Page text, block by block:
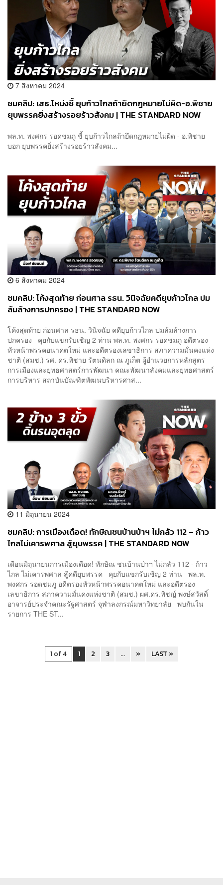
7 สิงหาคม 2024
ชมคลิป: เสธ.โหน่งชี้ ยุบก้าวไกลถ้ายึดกฎหมายไม่ผิด-อ.พิชาย
ยุบพรรคยิ่งสร้างรอยร้าวสังคม | THE STANDARD NOW
พล.ท. พงศกร รอดชมภู ชี้ ยุบก้าวไกลถ้ายึดกฎหมายไม่ผิด - อ.พิชาย
บอก ยุบพรรคยิ่งสร้างรอยร้าวสังคม...
6 สิงหาคม 2024
ชมคลิป: โค้งสุดท้าย ก่อนศาล รธน. วินิจฉัยคดียุบก้าวไกล ปม
ล้มล้างการปกครอง | THE STANDARD NOW
โค้งสุดท้าย ก่อนศาล รธน. วินิจฉัย คดียุบก้าวไกล ปมล้มล้างการ
ปกครอง คุยกับแขกรับเชิญ 2 ท่าน พล.ท. พงศกร รอดชมภู อดีตรอง
หัวหน้าพรรคอนาคตใหม่ และอดีตรองเลขาธิการ สภาความมั่นคงแห่ง
ชาติ (สมช.) รศ. ดร.พิชาย รัตนดิลก ณ ภูเก็ต ผู้อำนวยการหลักสูตร
การเมืองและยุทธศาสตร์การพัฒนา คณะพัฒนาสังคมและยุทธศาสตร์
การบริหาร สถาบันบัณฑิตพัฒนบริหารศาส...
11 มิถุนายน 2024
ชมคลิป: การเมืองเดือด! ทักษิณชนบ้านป่าฯ ไม่กลัว 112 – ก้าว
ไกลไม่เคารพศาล สู้ยุบพรรค | THE STANDARD NOW
เดือนมิถุนายนการเมืองเดือด! ทักษิณ ชนบ้านป่าฯ ไม่กลัว 112 - ก้าว
ไกล ไม่เคารพศาล สู้คดียุบพรรค คุยกับแขกรับเชิญ 2 ท่าน พล.ท.
พงศกร รอดชมภู อดีตรองหัวหน้าพรรคอนาคตใหม่ และอดีตรอง
เลขาธิการ สภาความมั่นคงแห่งชาติ (สมช.) ผศ.ดร.พิชญ์ พงษ์สวัสดิ์
อาจารย์ประจำคณะรัฐศาสตร์ จุฬาลงกรณ์มหาวิทยาลัย พบกันใน
รายการ THE ST...
1 of 4 1 2 3 ... » LAST »